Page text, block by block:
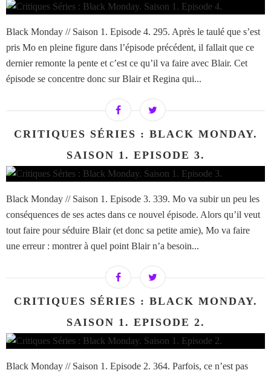
Black Monday // Saison 1. Episode 4. 295. Après le taulé que s’est
pris Mo en pleine figure dans l’épisode précédent, il fallait que ce
dernier remonte la pente et c’est ce qu’il va faire avec Blair. Cet
épisode se concentre donc sur Blair et Regina qui...
CRITIQUES SÉRIES : BLACK MONDAY.
SAISON 1. EPISODE 3.
Black Monday // Saison 1. Episode 3. 339. Mo va subir un peu les
conséquences de ses actes dans ce nouvel épisode. Alors qu’il veut
tout faire pour séduire Blair (et donc sa petite amie), Mo va faire
une erreur : montrer à quel point Blair n’a besoin...
CRITIQUES SÉRIES : BLACK MONDAY.
SAISON 1. EPISODE 2.
Black Monday // Saison 1. Episode 2. 364. Parfois, ce n’est pas